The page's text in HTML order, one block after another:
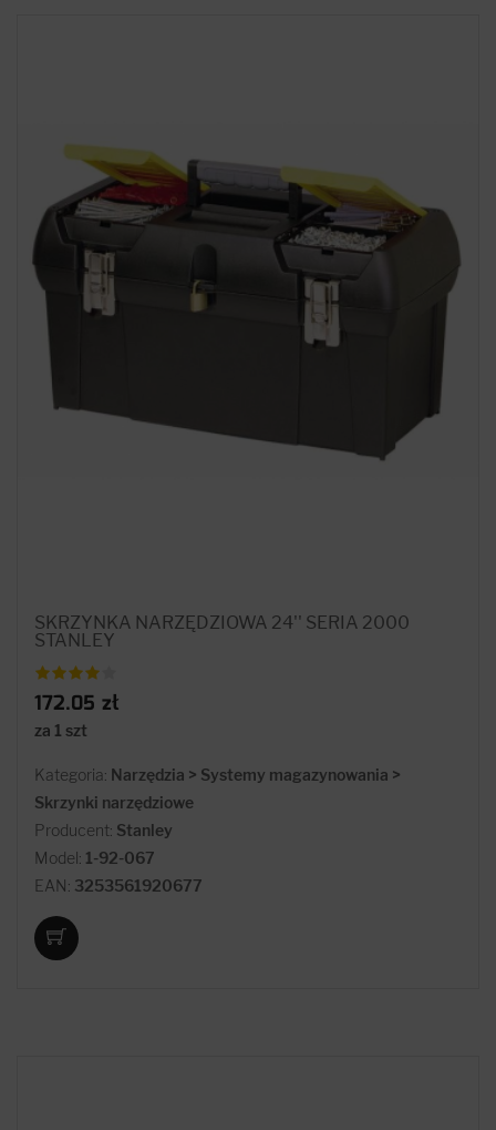
SKRZYNKA NARZĘDZIOWA 24'' SERIA 2000
STANLEY
172.05 zł
za 1 szt
Kategoria: Narzędzia > Systemy magazynowania >
Skrzynki narzędziowe
Producent: Stanley
Model: 1-92-067
EAN: 3253561920677